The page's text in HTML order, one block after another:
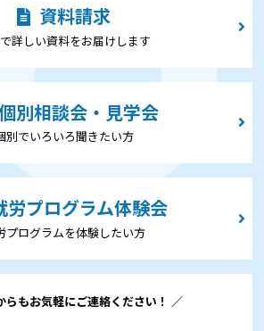
資料請求
詳しい資料をお届けします
別相談会・見学会
別でいろいろ聞きたい⽅
労プログラム体験会
プログラムを体験したい⽅
らもお気軽にご連絡ください！ ／